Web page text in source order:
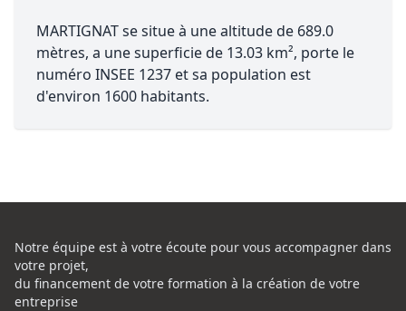
MARTIGNAT se situe à une altitude de 689.0
mètres, a une superficie de 13.03 km², porte le
numéro INSEE 1237 et sa population est
d'environ 1600 habitants.
Notre équipe est à votre écoute pour vous accompagner dans
votre projet,
du financement de votre formation à la création de votre
entreprise